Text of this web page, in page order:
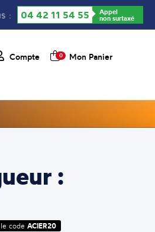
: 04 42 11 54 55 Appel
non surtaxé
Compte 0 Mon Panier
:
code ACIER20